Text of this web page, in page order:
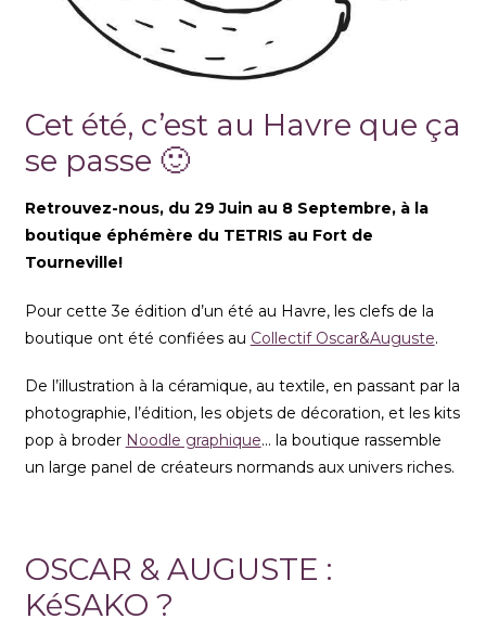
Cet été, c’est au Havre que ça
se passe 🙂
Retrouvez-nous, du 29 Juin au 8 Septembre, à la
boutique éphémère du TETRIS au Fort de
Tourneville!
Pour cette 3e édition d’un été au Havre, les clefs de la
boutique ont été confiées au Collectif Oscar&Auguste.
De l’illustration à la céramique, au textile, en passant par la
photographie, l’édition, les objets de décoration, et les kits
pop à broder Noodle graphique… la boutique rassemble
un large panel de créateurs normands aux univers riches.
OSCAR & AUGUSTE :
KéSAKO ?